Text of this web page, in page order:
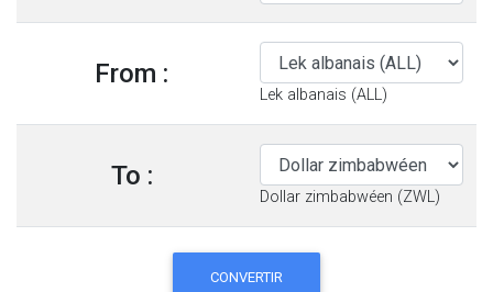
From :
Lek albanais (ALL)
To :
Dollar zimbabwéen (ZWL)
CONVERTIR